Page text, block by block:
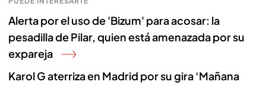
Alerta por el uso de 'Bizum' para acosar: la
pesadilla de Pilar, quien está amenazada por su
expareja
Karol G aterriza en Madrid por su gira ‘Mañana